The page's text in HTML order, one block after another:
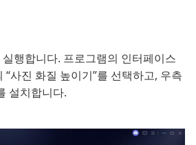
행합니다. 프로그램의 인터페이스
“사진 화질 높이기”를 선택하고, 우측
설치합니다.